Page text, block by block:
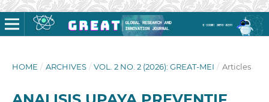
HOME / ARCHIVES / VOL. 2 NO. 2 (2026): GREAT-MEI / Articles